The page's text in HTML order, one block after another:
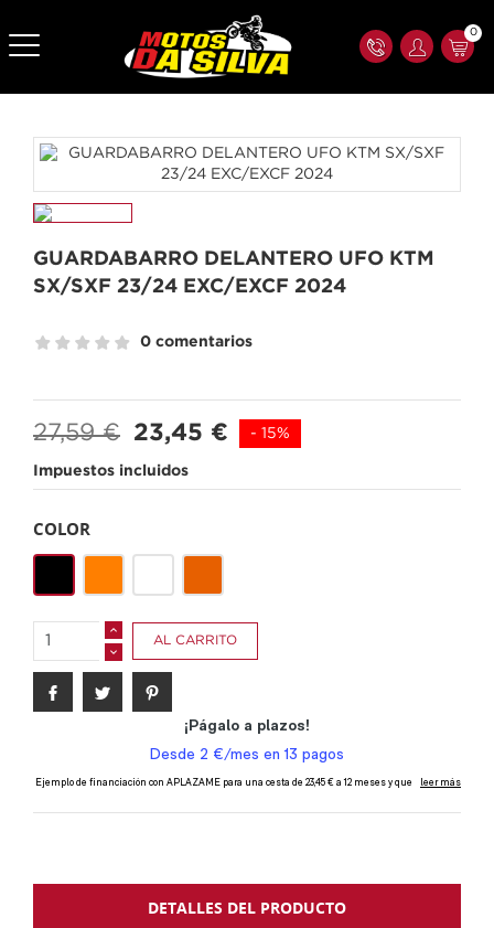
0
GUARDABARRO DELANTERO UFO KTM
SX/SXF 23/24 EXC/EXCF 2024
0 comentarios
27,59 € 23,45 € - 15%
Impuestos incluidos
COLOR
AL CARRITO
DETALLES DEL PRODUCTO